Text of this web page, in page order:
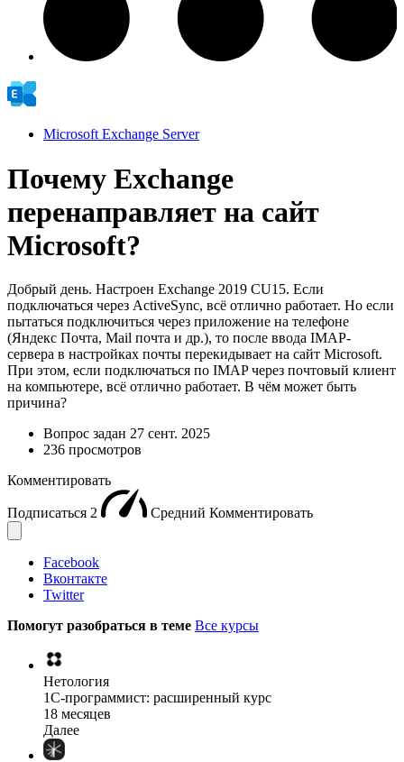
Microsoft Exchange Server
Почему Exchange
перенаправляет на сайт
Microsoft?
Добрый день. Настроен Exchange 2019 CU15. Если
подключаться через ActiveSync, всё отлично работает. Но если
пытаться подключиться через приложение на телефоне
(Яндекс Почта, Mail почта и др.), то после ввода IMAP-
сервера в настройках почты перекидывает на сайт Microsoft.
При этом, если подключаться по IMAP через почтовый клиент
на компьютере, всё отлично работает. В чём может быть
причина?
Вопрос задан 27 сент. 2025
236 просмотров
Комментировать
Подписаться 2 Средний Комментировать
Facebook
Вконтакте
Twitter
Помогут разобраться в теме Все курсы
Нетология
1C-программист: расширенный курс
18 месяцев
Далее